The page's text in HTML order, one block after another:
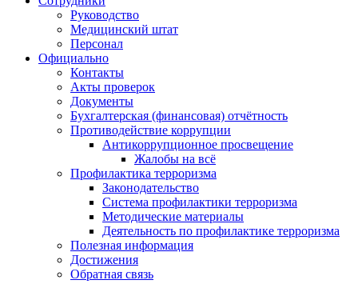
Руководство
Медицинский штат
Персонал
Официально
Контакты
Акты проверок
Документы
Бухгалтерская (финансовая) отчётность
Противодействие коррупции
Антикоррупционное просвещение
Жалобы на всё
Профилактика терроризма
Законодательство
Система профилактики терроризма
Методические материалы
Деятельность по профилактике терроризма
Полезная информация
Достижения
Обратная связь